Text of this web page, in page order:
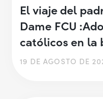
El viaje del
Dame FCU
católicos en la
19 DE AGOSTO DE